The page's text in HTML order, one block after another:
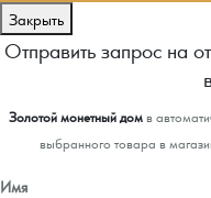
Закрыть
Отправить запрос на
Золотой монетный домв
выбранного товара в
Имя